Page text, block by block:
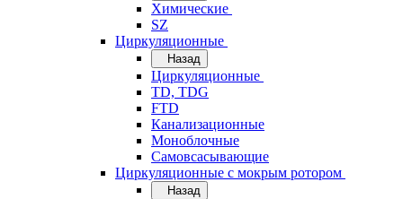
Химические
SZ
Циркуляционные
Назад
Циркуляционные
TD, TDG
FTD
Канализационные
Моноблочные
Самовсасывающие
Циркуляционные с мокрым ротором
Назад